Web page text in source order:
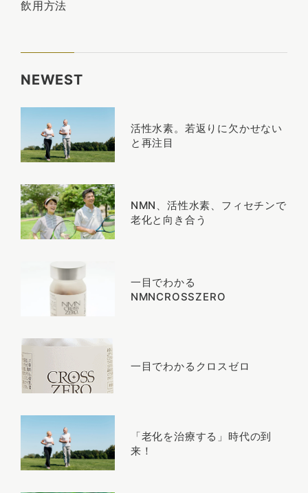
飲用方法
NEWEST
活性水素。若返りに欠かせない
と再注目
NMN、活性水素、フィセチンで
老化と向き合う
一目でわかる
NMNCROSSZERO
一目でわかるクロスゼロ
「老化を治療する」時代の到
来！